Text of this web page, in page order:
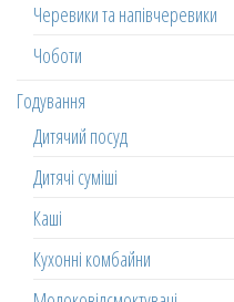
Черевики та напівчеревики
Чоботи
Годування
Дитячий посуд
Дитячі суміші
Каші
Кухонні комбайни